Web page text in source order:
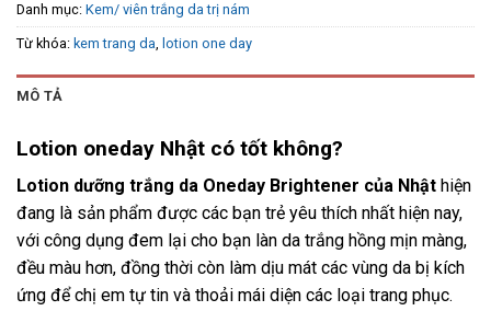
Danh mục: Kem/ viên trắng da trị nám
Từ khóa: kem trang da, lotion one day
MÔ TẢ
Lotion oneday Nhật có tốt không?
Lotion dưỡng trắng da Oneday Brightener của Nhật hiện
đang là sản phẩm được các bạn trẻ yêu thích nhất hiện nay,
với công dụng đem lại cho bạn làn da trắng hồng mịn màng,
đều màu hơn, đồng thời còn làm dịu mát các vùng da bị kích
ứng để chị em tự tin và thoải mái diện các loại trang phục.